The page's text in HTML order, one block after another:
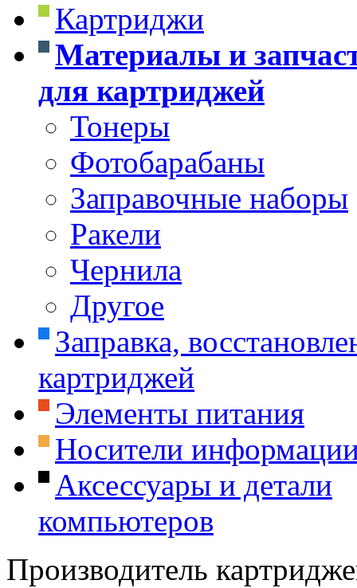
Картриджи
Материалы и
для картриджей
Тонеры
Фотобарабаны
Заправочные наборы
Ракели
Чернила
Другое
Заправка,
картриджей
Элементы питания
Носители
Аксессуары и детали
компьютеров
Производитель